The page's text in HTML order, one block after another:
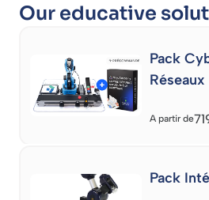
Our educative
Pack
Réseaux
A partir de
Pack